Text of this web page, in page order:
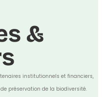
&
institutionnels et financiers,
préservation de la biodiversité.